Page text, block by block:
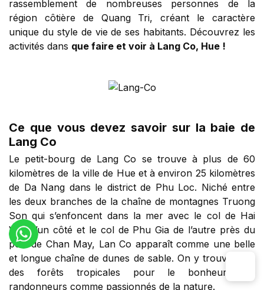
rassemblement de nombreuses personnes de la
région côtière de Quang Tri, créant le caractère
unique du style de vie de ses habitants. Découvrez les
activités dans que faire et voir à Lang Co, Hue !
Ce que vous devez savoir sur la baie de
Lang Co
Le petit-bourg de Lang Co se trouve à plus de 60
kilomètres de la ville de Hue et à environ 25 kilomètres
de Da Nang dans le district de Phu Loc. Niché entre
les deux branches de la chaîne de montagnes Truong
Son qui s’enfoncent dans la mer avec le col de Hai
Van d’un côté et le col de Phu Gia de l’autre près du
port de Chan May, Lan Co apparaît comme une belle
et longue chaîne de dunes de sable. On y trouve ainsi
des forêts tropicales pour le bonheur des
randonneurs comme passionnés de la nature.